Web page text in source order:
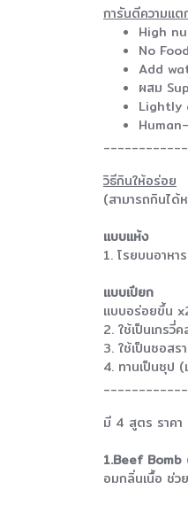
การันตีความแต
High
No
Add
ผสม
Lightly
วิธีกินให้อร่อย
(สามารถกินได้
แบบแห้ง
1. โรยบนอาหา
แบบเปียก
แบบอร่อยขึ้น
2. ใช้เป็นเกรวี่
3. ใช้เป็นซอสร
4. ทานเป็นซุป (
มี 4 สูตร ราค
1.Beef Bomb
อมกลิ่นเนื้อ ช่ว